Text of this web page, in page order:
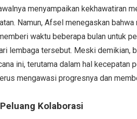
menyampaikan kekhawatiran
Namun, Afsel menegaskan
waktu beberapa bulan untuk
lembaga tersebut. Meski demikian,
ini, terutama dalam hal kecepatan
mengawasi progresnya dan
Kolaborasi